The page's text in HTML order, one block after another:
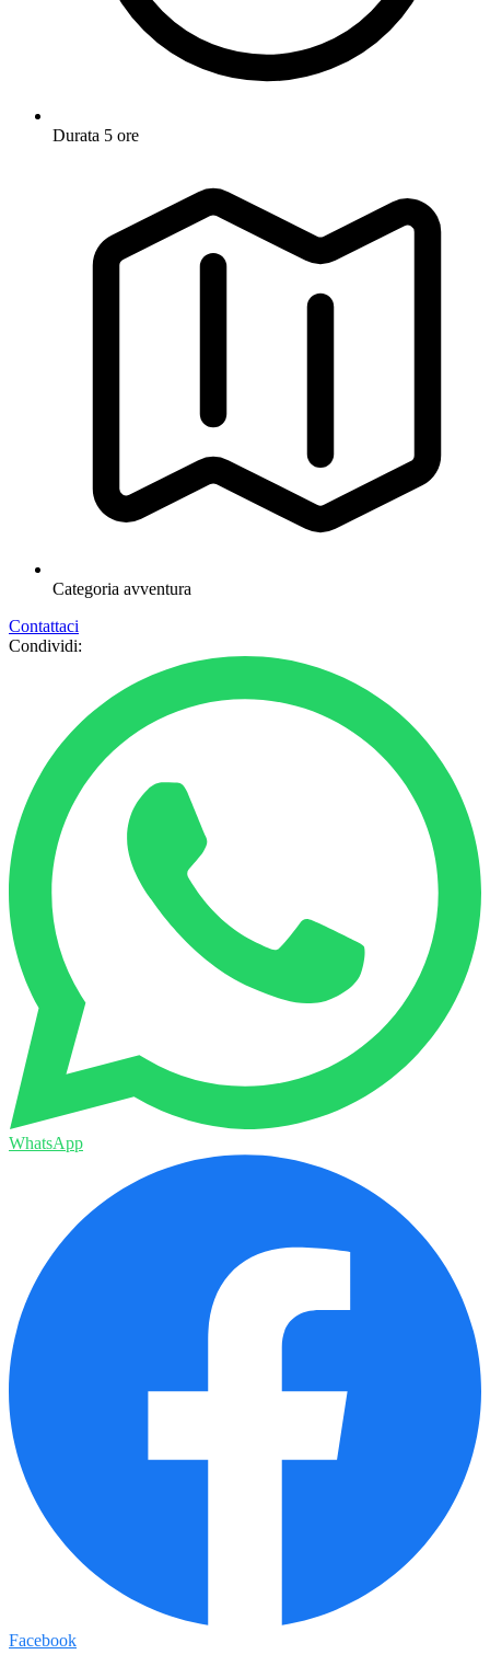
Durata 5 ore
Categoria avventura
Contattaci
Condividi:
WhatsApp
Facebook